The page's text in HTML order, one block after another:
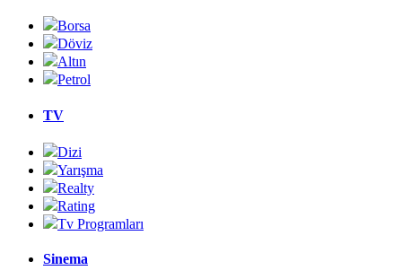
Borsa
Döviz
Altın
Petrol
TV
Dizi
Yarışma
Realty
Rating
Tv Programları
Sinema